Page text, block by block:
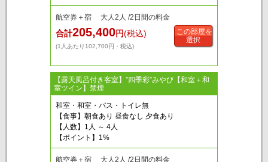
航空券＋宿 大人2人 /2日間の料金
合計205,400円(税込)
(1人あたり102,700円・税込)
この部屋を
選択
【露天風呂付き客室】”四季彩”みやび【和室＋和
室ツイン】禁煙
和室・和室・バス・トイレ無
【食事】朝食あり 昼食なし 夕食あり
【人数】1人 ～ 4人
【ポイント】1%
航空券＋宿 大人2人 /2日間の料金